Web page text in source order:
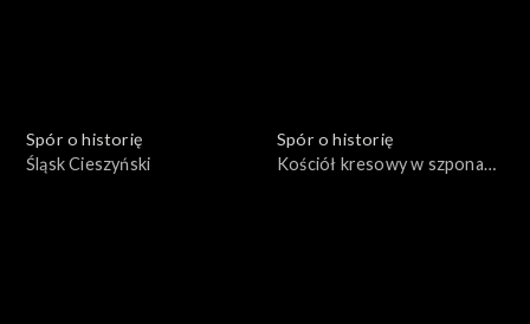
Spór o historię
Śląsk Cieszyński
Spór o historię
Kościół kresowy w szponach